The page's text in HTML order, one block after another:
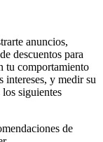
anuncios,
descuentos para
tu comportamiento
intereses, y medir su
siguientes
de